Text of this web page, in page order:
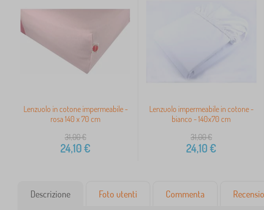
Lenzuolo in cotone impermeabile -
rosa 140 x 70 cm
31,00€
24,10€
Lenzuolo impermeabile in cotone -
bianco - 140x70 cm
31,00€
24,10€
Descrizione Foto utenti Commenta